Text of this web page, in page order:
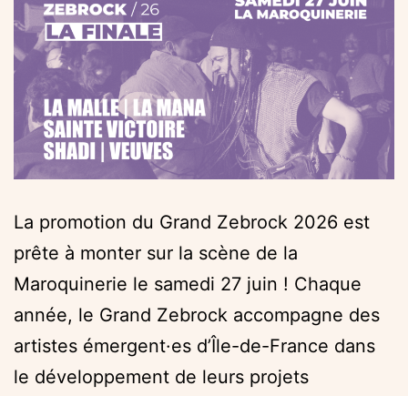
La promotion du Grand Zebrock 2026 est
prête à monter sur la scène de la
Maroquinerie le samedi 27 juin ! Chaque
année, le Grand Zebrock accompagne des
artistes émergent·es d’Île-de-France dans
le développement de leurs projets